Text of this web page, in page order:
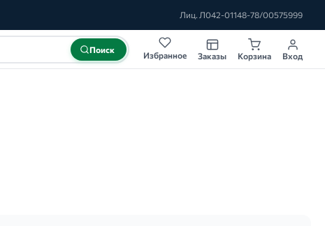
Лиц. Л042-01148-78/00575999
Поиск
Избранное Заказы Корзина Вход